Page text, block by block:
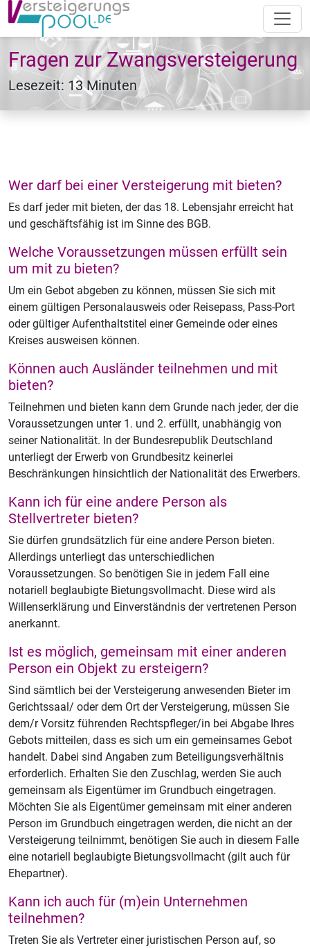
Fragen zur Zwangsversteigerung
Lesezeit: 13 Minuten
Wer darf bei einer Versteigerung mit bieten?
Es darf jeder mit bieten, der das 18. Lebensjahr erreicht hat
und geschäftsfähig ist im Sinne des BGB.
Welche Voraussetzungen müssen erfüllt sein
um mit zu bieten?
Um ein Gebot abgeben zu können, müssen Sie sich mit
einem gültigen Personalausweis oder Reisepass, Pass-Port
oder gültiger Aufenthaltstitel einer Gemeinde oder eines
Kreises ausweisen können.
Können auch Ausländer teilnehmen und mit
bieten?
Teilnehmen und bieten kann dem Grunde nach jeder, der die
Voraussetzungen unter 1. und 2. erfüllt, unabhängig von
seiner Nationalität. In der Bundesrepublik Deutschland
unterliegt der Erwerb von Grundbesitz keinerlei
Beschränkungen hinsichtlich der Nationalität des Erwerbers.
Kann ich für eine andere Person als
Stellvertreter bieten?
Sie dürfen grundsätzlich für eine andere Person bieten.
Allerdings unterliegt das unterschiedlichen
Voraussetzungen. So benötigen Sie in jedem Fall eine
notariell beglaubigte Bietungsvollmacht. Diese wird als
Willenserklärung und Einverständnis der vertretenen Person
anerkannt.
Ist es möglich, gemeinsam mit einer anderen
Person ein Objekt zu ersteigern?
Sind sämtlich bei der Versteigerung anwesenden Bieter im
Gerichtssaal/ oder dem Ort der Versteigerung, müssen Sie
dem/r Vorsitz führenden Rechtspfleger/in bei Abgabe Ihres
Gebots mitteilen, dass es sich um ein gemeinsames Gebot
handelt. Dabei sind Angaben zum Beteiligungsverhältnis
erforderlich. Erhalten Sie den Zuschlag, werden Sie auch
gemeinsam als Eigentümer im Grundbuch eingetragen.
Möchten Sie als Eigentümer gemeinsam mit einer anderen
Person im Grundbuch eingetragen werden, die nicht an der
Versteigerung teilnimmt, benötigen Sie auch in diesem Falle
eine notariell beglaubigte Bietungsvollmacht (gilt auch für
Ehepartner).
Kann ich auch für (m)ein Unternehmen
teilnehmen?
Treten Sie als Vertreter einer juristischen Person auf, so